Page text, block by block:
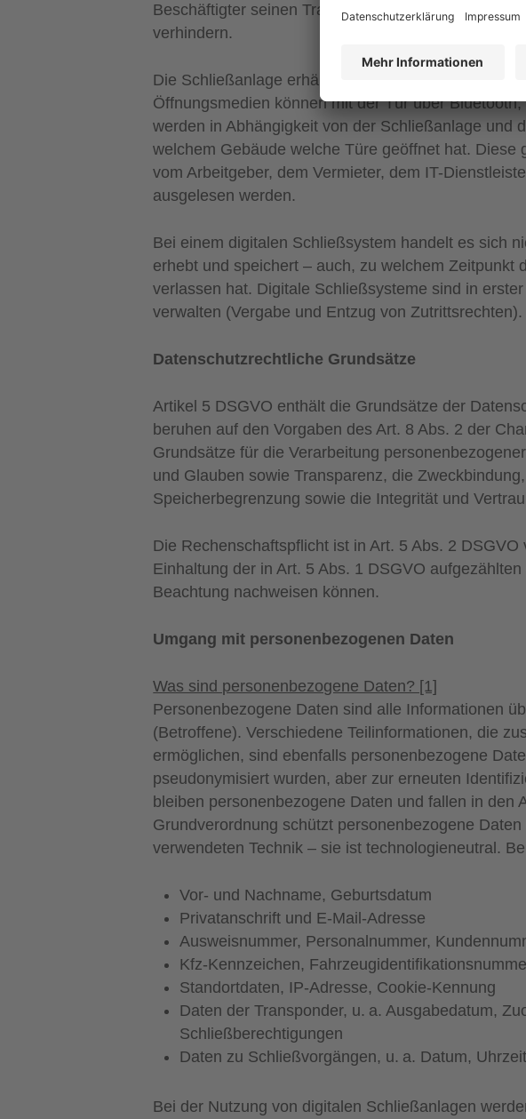
Beschäftigter seinen Transponder, muss dieser
verhindern.
Die Schließanlage erhält den Befehl zum Öffnen
Öffnungsmedien können mit der Tür über
werden in Abhängigkeit von der Schließanlage und
welchem Gebäude welche Türe geöffnet hat.
vom Arbeitgeber, dem Vermieter, dem IT-
ausgelesen werden.
Bei einem digitalen Schließsystem handelt es sich
erhebt und speichert – auch, zu welchem
verlassen hat. Digitale Schließsysteme sind in
verwalten (Vergabe und Entzug von Zutrittsrechten).
Datenschutzrechtliche Grundsätze
Artikel 5 DSGVO enthält die Grundsätze der
beruhen auf den Vorgaben des Art. 8 Abs. 2 der
Grundsätze für die Verarbeitung
und Glauben sowie Transparenz, die
Speicherbegrenzung sowie die Integrität und
Die Rechenschaftspflicht ist in Art. 5 Abs. 2
Einhaltung der in Art. 5 Abs. 1 DSGVO
Beachtung nachweisen können.
Umgang mit personenbezogenen Daten
Was sind personenbezogene Daten? [1]
Personenbezogene Daten sind alle Informationen
(Betroffene). Verschiedene Teilinformationen, die
ermöglichen, sind ebenfalls personenbezogene
pseudonymisiert wurden, aber zur erneuten
bleiben personenbezogene Daten und fallen in
Grundverordnung schützt personenbezogene
verwendeten Technik – sie ist technologieneutral.
Vor- und Nachname, Geburtsdatum
Privatanschrift und E‑Mail-Adresse
Ausweisnummer, Personalnummer,
Kfz-Kennzeichen,
Standortdaten, IP-Adresse, Cookie-Kennung
Daten der Transponder, u. a. Ausgabedatum,
Schließberechtigungen
Daten zu Schließvorgängen, u. a. Datum,
Bei der Nutzung von digitalen Schließanlagen